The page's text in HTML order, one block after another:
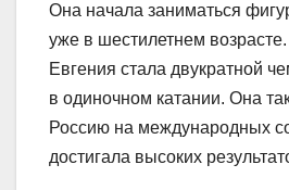
Она начала заниматься
уже в шестилетнем
Евгения стала двукратной
в одиночном катании. Она
Россию на международных
достигала высоких